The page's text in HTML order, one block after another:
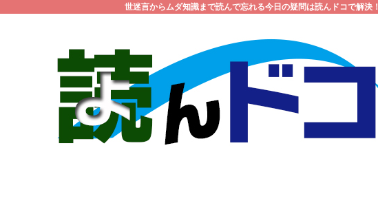
世迷言からムダ知識まで読んで忘れる今日の疑問は読んドコで解決！